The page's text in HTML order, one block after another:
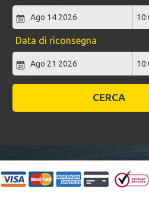
Data di riconsegna
CERCA